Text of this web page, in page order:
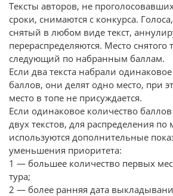
Тексты авторов, не
сроки, снимаются с конкурса.
снятый в любом виде текст,
перераспределяются. Место снятого
следующий по набранным баллам.
Если два текста набрали
баллов, они делят одно место, при
место в топе не присуждается.
Если одинаковое количество
двух текстов, для распределения по
используются дополнительные
уменьшения приоритета:
1 — большее количество первых
тура;
2 — более ранняя дата